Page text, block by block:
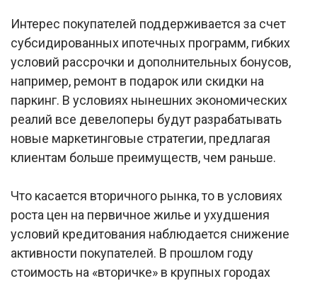
Интерес покупателей поддерживается за счет
субсидированных ипотечных программ, гибких
условий рассрочки и дополнительных бонусов,
например, ремонт в подарок или скидки на
паркинг. В условиях нынешних экономических
реалий все девелоперы будут разрабатывать
новые маркетинговые стратегии, предлагая
клиентам больше преимуществ, чем раньше.
Что касается вторичного рынка, то в условиях
роста цен на первичное жилье и ухудшения
условий кредитования наблюдается снижение
активности покупателей. В прошлом году
стоимость на «вторичке» в крупных городах